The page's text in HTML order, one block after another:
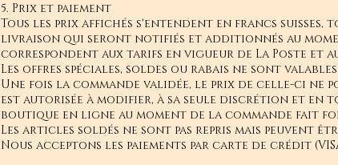
5. Prix et paiement
Tous les prix affichés s'entendent en francs suisses,
livraison qui seront notifiés et additionnés au
correspondent aux tarifs en vigueur de La Poste et
Les offres spéciales, soldes ou rabais ne sont
Une fois la commande validée, le prix de celle-ci ne
est autorisée à modifier, à sa seule discrétion et en
boutique en ligne au moment de la commande fait
Les articles soldés ne sont pas repris mais peuvent
Nous acceptons les paiements par carte de crédit